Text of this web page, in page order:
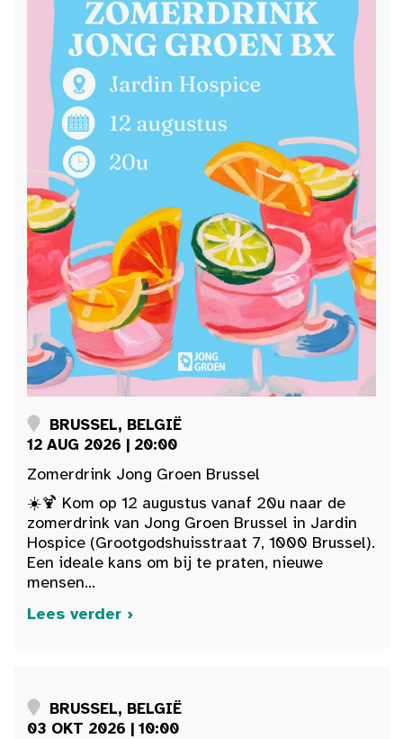
BRUSSEL, BELGIË
12 AUG 2026 | 20:00
Zomerdrink Jong Groen Brussel
☀️🍹 Kom op 12 augustus vanaf 20u naar de
zomerdrink van Jong Groen Brussel in Jardin
Hospice (Grootgodshuisstraat 7, 1000 Brussel).
Een ideale kans om bij te praten, nieuwe
mensen...
Lees verder ›
BRUSSEL, BELGIË
03 OKT 2026 | 10:00